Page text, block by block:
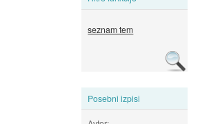
seznam tem
Posebni izpisi